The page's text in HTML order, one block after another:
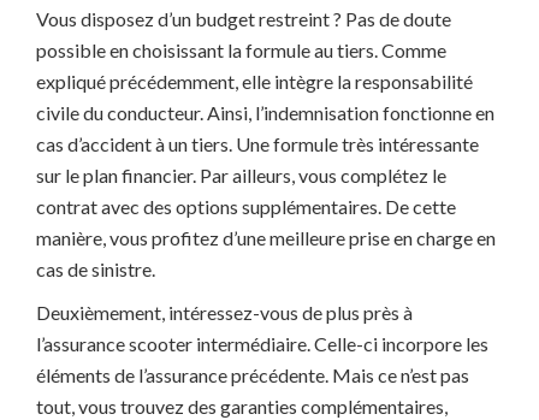
Vous disposez d’un budget restreint ? Pas de doute
possible en choisissant la formule au tiers. Comme
expliqué précédemment, elle intègre la responsabilité
civile du conducteur. Ainsi, l’indemnisation fonctionne en
cas d’accident à un tiers. Une formule très intéressante
sur le plan financier. Par ailleurs, vous complétez le
contrat avec des options supplémentaires. De cette
manière, vous profitez d’une meilleure prise en charge en
cas de sinistre.
Deuxièmement, intéressez-vous de plus près à
l’assurance scooter intermédiaire. Celle-ci incorpore les
éléments de l’assurance précédente. Mais ce n’est pas
tout, vous trouvez des garanties complémentaires,